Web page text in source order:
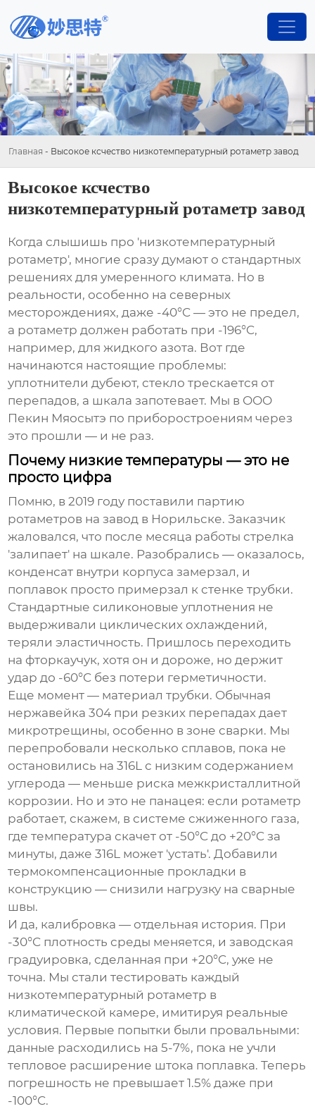
Главная - Высокое ксчество низкотемпературный ротаметр завод
Высокое ксчество
низкотемпературный ротаметр завод
Когда слышишь про 'низкотемпературный
ротаметр', многие сразу думают о стандартных
решениях для умеренного климата. Но в
реальности, особенно на северных
месторождениях, даже -40°C — это не предел,
а ротаметр должен работать при -196°C,
например, для жидкого азота. Вот где
начинаются настоящие проблемы:
уплотнители дубеют, стекло трескается от
перепадов, а шкала запотевает. Мы в ООО
Пекин Мяосытэ по приборостроениям через
это прошли — и не раз.
Почему низкие температуры — это не
просто цифра
Помню, в 2019 году поставили партию
ротаметров на завод в Норильске. Заказчик
жаловался, что после месяца работы стрелка
'залипает' на шкале. Разобрались — оказалось,
конденсат внутри корпуса замерзал, и
поплавок просто примерзал к стенке трубки.
Стандартные силиконовые уплотнения не
выдерживали циклических охлаждений,
теряли эластичность. Пришлось переходить
на фторкаучук, хотя он и дороже, но держит
удар до -60°C без потери герметичности.
Еще момент — материал трубки. Обычная
нержавейка 304 при резких перепадах дает
микротрещины, особенно в зоне сварки. Мы
перепробовали несколько сплавов, пока не
остановились на 316L с низким содержанием
углерода — меньше риска межкристаллитной
коррозии. Но и это не панацея: если ротаметр
работает, скажем, в системе сжиженного газа,
где температура скачет от -50°C до +20°C за
минуты, даже 316L может 'устать'. Добавили
термокомпенсационные прокладки в
конструкцию — снизили нагрузку на сварные
швы.
И да, калибровка — отдельная история. При
-30°C плотность среды меняется, и заводская
градуировка, сделанная при +20°C, уже не
точна. Мы стали тестировать каждый
низкотемпературный ротаметр в
климатической камере, имитируя реальные
условия. Первые попытки были провальными:
данные расходились на 5-7%, пока не учли
тепловое расширение штока поплавка. Теперь
погрешность не превышает 1.5% даже при
-100°C.